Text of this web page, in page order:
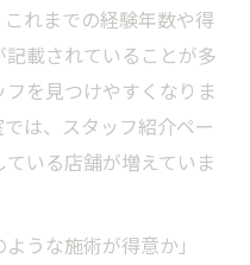
れまでの経験年数や得
載されていることが多
を見つけやすくなりま
は、スタッフ紹介ペー
いる店舗が増えていま
うな施術が得意か」